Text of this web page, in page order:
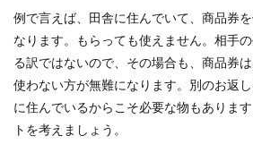
例で言えば、田舎に住んでいて、商品券
なります。もらっても使えません。相手
る訳ではないので、その場合も、商品券
使わない方が無難になります。別のお返
に住んでいるからこそ必要な物もありま
トを考えましょう。